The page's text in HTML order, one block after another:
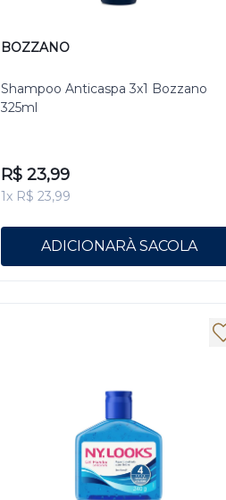
BOZZANO
Shampoo Anticaspa 3x1 Bozzano
325ml
R$ 23,99
1x R$ 23,99
ADICIONAR